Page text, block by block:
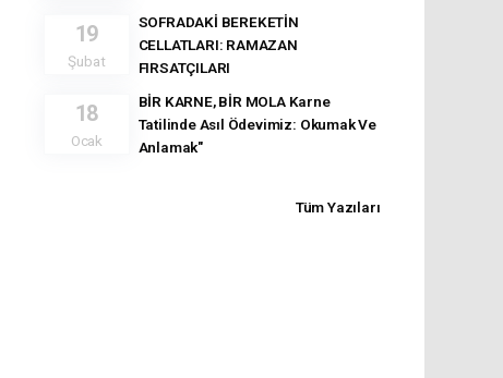
19
Şubat
SOFRADAKİ BEREKETİN
CELLATLARI: RAMAZAN
FIRSATÇILARI
18
Ocak
BİR KARNE, BİR MOLA Karne
Tatilinde Asıl Ödevimiz: Okumak Ve
Anlamak"
Tüm Yazıları